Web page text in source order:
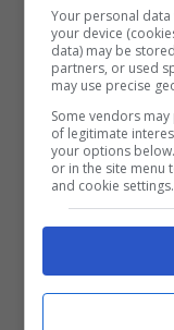
non possono
Your personal
your device
data) may be
partners, or used
may use precise
Some vendors
of legitimate
your options
or in the site menu
and cookie settings.